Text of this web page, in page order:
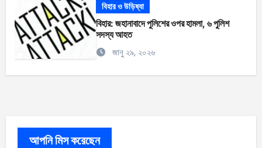
বিহার ও উড়িষ্যা
বিহার: জহানাবাদে পুলিশের ওপর হামলা, ৬ পুলিশ
সদস্য আহত
জানু ২৯, ২০২৬
আপনি মিস করেছেন